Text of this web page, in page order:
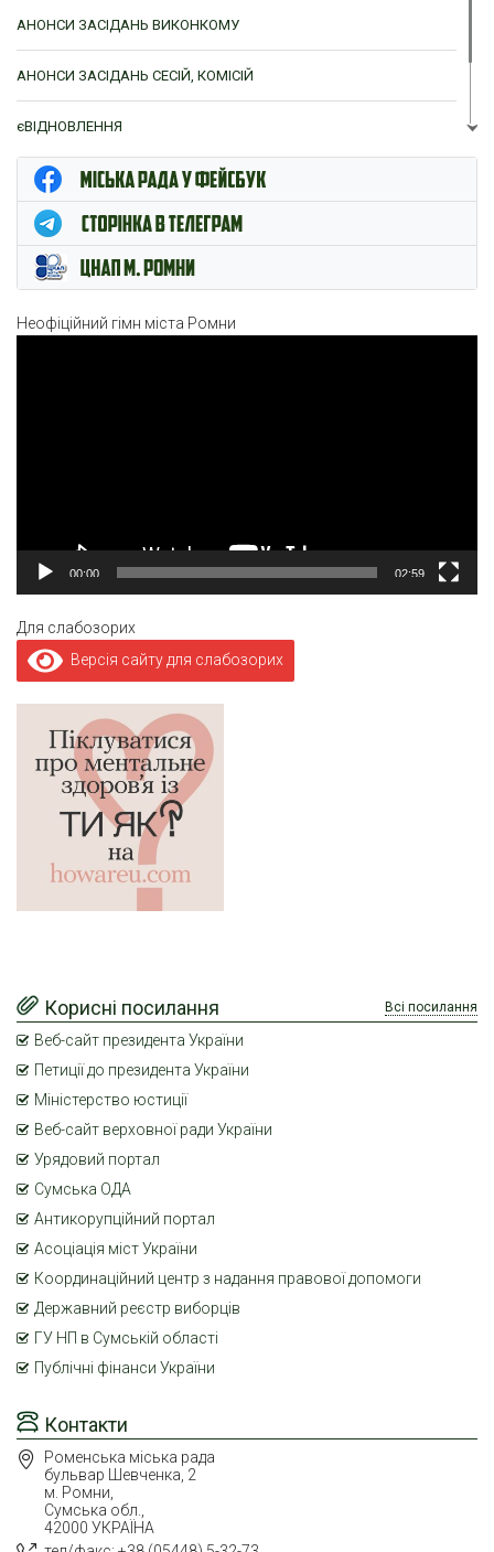
АНОНСИ ЗАСІДАНЬ ВИКОНКОМУ
АНОНСИ ЗАСІДАНЬ СЕСІЙ, КОМІСІЙ
єВІДНОВЛЕННЯ
ЦНАП м. Ромни
Неофіційний гімн міста Ромни
00:00 02:59
Для слабозорих
Версія сайту для слабозорих
Контакти
Роменська міська рада
бульвар Шевченка, 2
м. Ромни,
Сумська обл.,
42000 УКРАЇНА
Корисні посилання Всі посилання
Веб-сайт президента України
Петиції до президента України
Міністерство юстиції
Веб-сайт верховної ради України
Урядовий портал
Сумська ОДА
Антикорупційний портал
Асоціація міст України
Координаційний центр з надання правової допомоги
Державний реєстр виборців
ГУ НП в Сумській області
Публічні фінанси України